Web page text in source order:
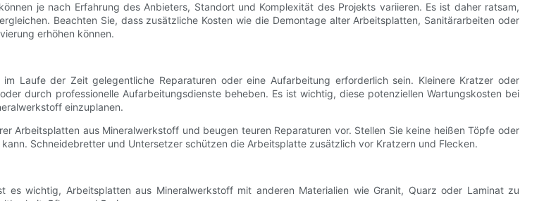
je nach Erfahrung des Anbieters, Standort und Komplexität des Projekts variieren. Es ist daher ratsam,
Beachten Sie, dass zusätzliche Kosten wie die Demontage alter Arbeitsplatten, Sanitärarbeiten oder
erhöhen können.
Laufe der Zeit gelegentliche Reparaturen oder eine Aufarbeitung erforderlich sein. Kleinere Kratzer oder
durch professionelle Aufarbeitungsdienste beheben. Es ist wichtig, diese potenziellen Wartungskosten bei
einzuplanen.
Arbeitsplatten aus Mineralwerkstoff und beugen teuren Reparaturen vor. Stellen Sie keine heißen Töpfe oder
Schneidebretter und Untersetzer schützen die Arbeitsplatte zusätzlich vor Kratzern und Flecken.
wichtig, Arbeitsplatten aus Mineralwerkstoff mit anderen Materialien wie Granit, Quarz oder Laminat zu